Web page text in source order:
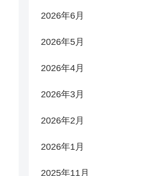
2026年6月
2026年5月
2026年4月
2026年3月
2026年2月
2026年1月
2025年11月